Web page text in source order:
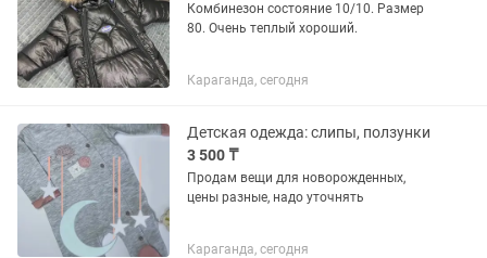
Комбинезон состояние 10/10. Размер
80. Очень теплый хороший.
Караганда, сегодня
Детская одежда: слипы, ползунки
3 500 ₸
Продам вещи для новорожденных,
цены разные, надо уточнять
Караганда, сегодня